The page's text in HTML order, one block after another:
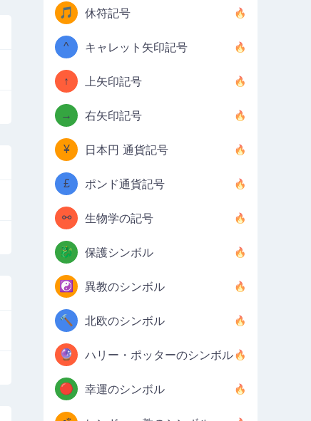
🎵 休符記号
^ キャレット矢印記号
↑ 上矢印記号
→ 右矢印記号
¥ 日本円 通貨記号
£ ポンド通貨記号
⚯ 生物学の記号
🐉 保護シンボル
☯️ 異教のシンボル
🔨 北欧のシンボル
🔮 ハリー・ポッターのシンボル
🔴 幸運のシンボル